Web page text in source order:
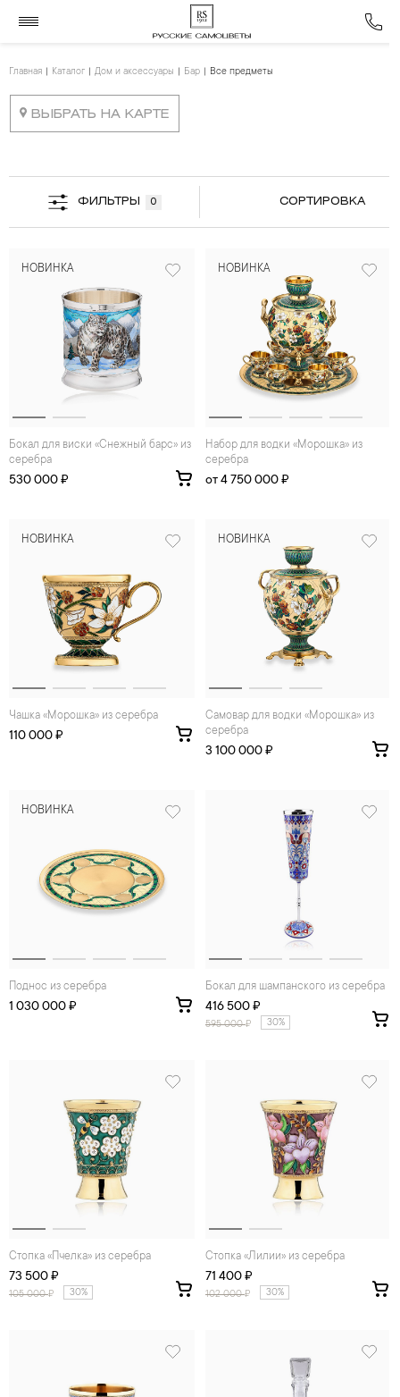
Главная Каталог Дом и аксессуары Бар Все предметы
ВЫБРАТЬ НА КАРТЕ
ФИЛЬТРЫ 0 СОРТИРОВКА
НОВИНКА
Бокал для виски «Снежный барс» из
серебра
530 000 ₽
НОВИНКА
Набор для водки «Морошка» из
серебра
от 4 750 000 ₽
НОВИНКА
Чашка «Морошка» из серебра
110 000 ₽
НОВИНКА
Самовар для водки «Морошка» из
серебра
3 100 000 ₽
НОВИНКА
Поднос из серебра
1 030 000 ₽
Бокал для шампанского из серебра
416 500 ₽
595 000₽ 30%
Стопка «Пчелка» из серебра
73 500 ₽
105 000₽ 30%
Стопка «Лилии» из серебра
71 400 ₽
102 000₽ 30%